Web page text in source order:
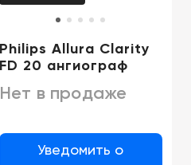
Philips Allura Clarity
FD 20 ангиограф
Нет в продаже
Уведомить о